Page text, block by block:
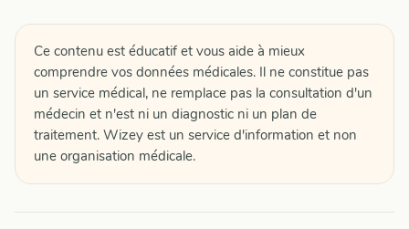
Ce contenu est éducatif et vous aide à mieux
comprendre vos données médicales. Il ne constitue pas
un service médical, ne remplace pas la consultation d'un
médecin et n'est ni un diagnostic ni un plan de
traitement. Wizey est un service d'information et non
une organisation médicale.